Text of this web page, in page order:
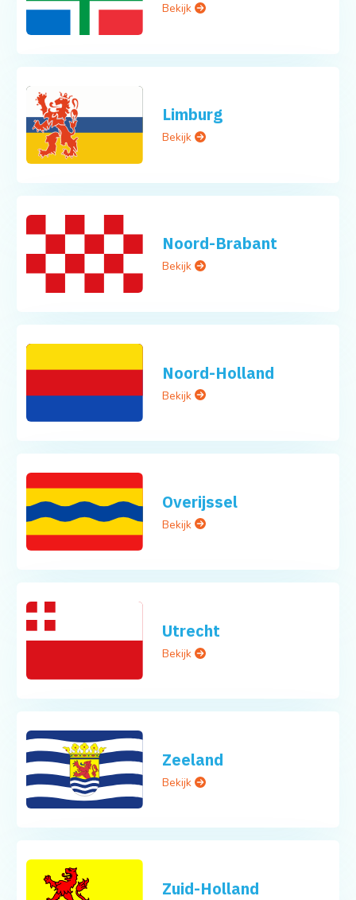
Bekijk
Limburg
Bekijk
Noord-Brabant
Bekijk
Noord-Holland
Bekijk
Overijssel
Bekijk
Utrecht
Bekijk
Zeeland
Bekijk
Zuid-Holland